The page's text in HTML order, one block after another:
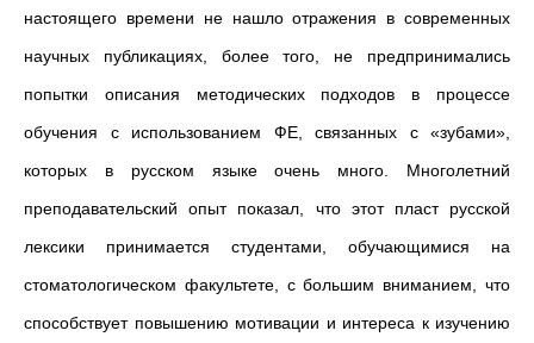
настоящего времени не нашло отражения в современных
научных публикациях, более того, не предпринимались
попытки описания методических подходов в процессе
обучения с использованием ФЕ, связанных с «зубами»,
которых в русском языке очень много. Многолетний
преподавательский опыт показал, что этот пласт русской
лексики принимается студентами, обучающимися на
стоматологическом факультете, с большим вниманием, что
способствует повышению мотивации и интереса к изучению